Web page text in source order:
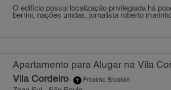
O edifício possui localização privilegiada há
berrini, nações unidas, jornalista roberto
Apartamento para Alugar na Vila
Vila Cordeiro- Próximo Brooklin